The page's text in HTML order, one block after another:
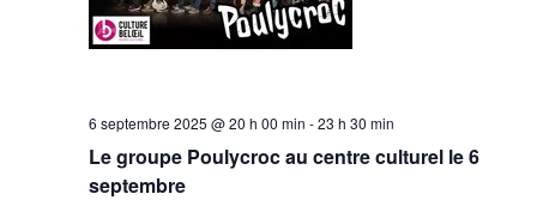
6 septembre 2025 @ 20 h 00 min -23 h 30 min
Le groupe Poulycroc au centre culturel le 6
septembre